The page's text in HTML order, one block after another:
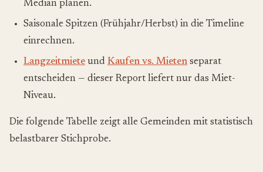
Median planen.
Saisonale Spitzen (Frühjahr/Herbst) in die Timeline
einrechnen.
Langzeitmiete und Kaufen vs. Mieten separat
entscheiden — dieser Report liefert nur das Miet-
Niveau.
Die folgende Tabelle zeigt alle Gemeinden mit statistisch
belastbarer Stichprobe.